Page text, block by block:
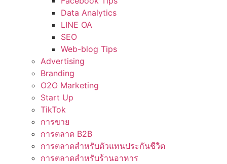
Data Analytics
LINE OA
SEO
Web-blog Tips
Advertising
Branding
O2O Marketing
Start Up
TikTok
การขาย
การตลาด B2B
การตลาดสำหรับตัวแทนประกันชีวิต
การตลาดสำหรับร้านอาหาร